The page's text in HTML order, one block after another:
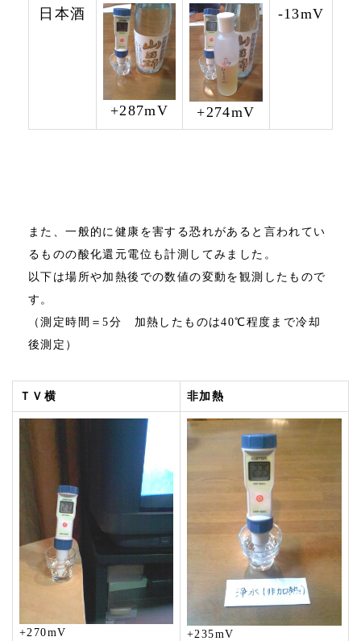
日本酒
+287mV +274mV
-13mV
また、一般的に健康を害する恐れがあると言われてい
るものの酸化還元電位も計測してみました。
以下は場所や加熱後での数値の変動を観測したもので
す。
（測定時間＝5分 加熱したものは40℃程度まで冷却
後測定）
ＴＶ横 非加熱
+270mV
+235mV